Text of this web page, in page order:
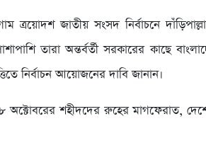
ত্রয়োদশ জাতীয় সংসদ নির্বাচনে
তারা অন্তর্বর্তী সরকারের কাছে
নির্বাচন আয়োজনের দাবি জানান।
শহীদদের রুহের মাগফেরাত,